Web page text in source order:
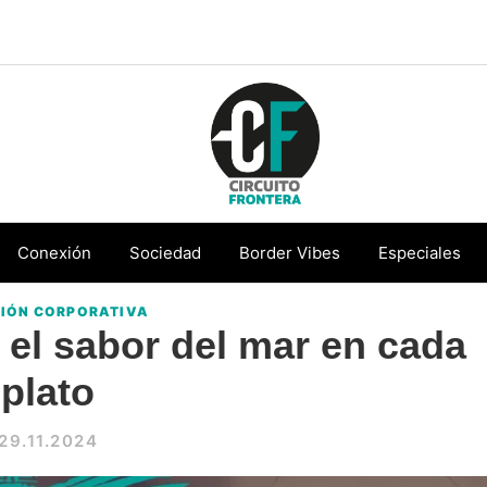
Conéctate
con
la
Conexión Sociedad Border Vibes Especiales
CORPORATIVA
sabor del mar en cada
plato
29.11.2024